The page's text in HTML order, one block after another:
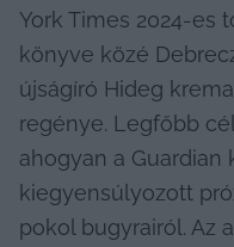
York Times 2024-es
könyve közé
újságíró Hideg
regénye. Legfőbb
ahogyan a Guardian
kiegyensúlyozott
pokol bugyrairól. Az